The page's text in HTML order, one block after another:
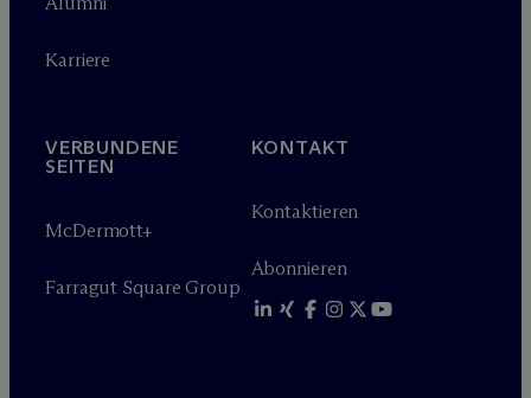
Karriere
VERBUNDENE
SEITEN
McDermott+
Farragut Square Group
KONTAKT
Kontaktieren
Abonnieren